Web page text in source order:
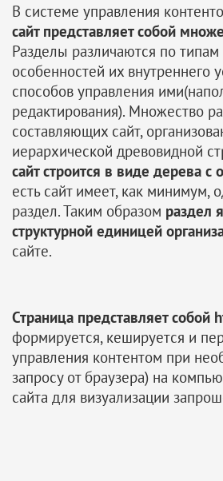
В системе управления
сайт представляет собой
Разделы различаются по типам
особенностей их внутреннего
способов управления
редактирования). Множество
составляющих сайт,
иерархической древовидной
сайт строится в виде дерева
есть сайт имеет, как минимум,
раздел. Таким образом раздел
структурной единицей
сайте.
Страница представляет собой
формируется, кешируется и
управления контентом при
запросу от браузера) на
сайта для визуализации